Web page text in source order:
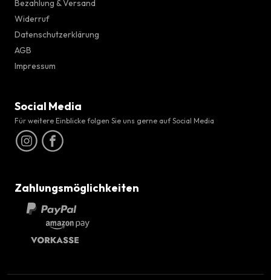
Bezahlung & Versand
Widerruf
Datenschutzerklärung
AGB
Impressum
Social Media
Für weitere Einblicke folgen Sie uns gerne auf Social Media
Zahlungsmöglichkeiten